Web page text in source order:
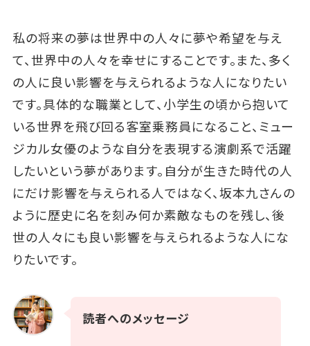
私の将来の夢は世界中の人々に夢や希望を与え
て、世界中の人々を幸せにすることです。また、多く
の人に良い影響を与えられるような人になりたい
です。具体的な職業として、小学生の頃から抱いて
いる世界を飛び回る客室乗務員になること、ミュー
ジカル女優のような自分を表現する演劇系で活躍
したいという夢があります。自分が生きた時代の人
にだけ影響を与えられる人ではなく、坂本九さんの
ように歴史に名を刻み何か素敵なものを残し、後
世の人々にも良い影響を与えられるような人にな
りたいです。
読者へのメッセージ